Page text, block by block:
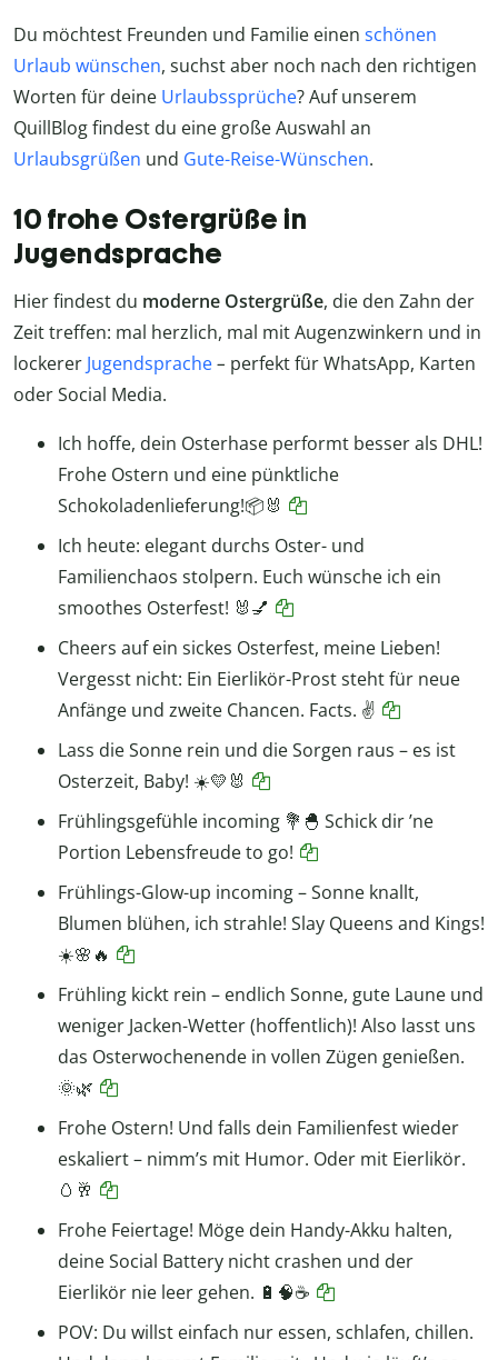
Du möchtest Freunden und Familie einen schönen
Urlaub wünschen, suchst aber noch nach den richtigen
Worten für deine Urlaubssprüche? Auf unserem
QuillBlog findest du eine große Auswahl an
Urlaubsgrüßen und Gute-Reise-Wünschen.
10 frohe Ostergrüße in
Jugendsprache
Hier findest du moderne Ostergrüße, die den Zahn der
Zeit treffen: mal herzlich, mal mit Augenzwinkern und in
lockerer Jugendsprache– perfekt für WhatsApp, Karten
oder Social Media.
Ich hoffe, dein Osterhase performt besser als DHL!
Frohe Ostern und eine pünktliche
Schokoladenlieferung!📦🐰
Ich heute: elegant durchs Oster- und
Familienchaos stolpern. Euch wünsche ich ein
smoothes Osterfest! 🐰💅
Cheers auf ein sickes Osterfest, meine Lieben!
Vergesst nicht: Ein Eierlikör-Prost steht für neue
Anfänge und zweite Chancen. Facts. ✌️
Lass die Sonne rein und die Sorgen raus – es ist
Osterzeit, Baby! ☀️💛🐰
Frühlingsgefühle incoming 💐🐣 Schick dir ’ne
Portion Lebensfreude to go!
Frühlings-Glow-up incoming – Sonne knallt,
Blumen blühen, ich strahle! Slay Queens and Kings!
☀️🌸🔥
Frühling kickt rein – endlich Sonne, gute Laune und
weniger Jacken-Wetter (hoffentlich)! Also lasst uns
das Osterwochenende in vollen Zügen genießen.
🌞🌿
Frohe Ostern! Und falls dein Familienfest wieder
eskaliert – nimm’s mit Humor. Oder mit Eierlikör.
🥚🥂
Frohe Feiertage! Möge dein Handy-Akku halten,
deine Social Battery nicht crashen und der
Eierlikör nie leer gehen. 🔋🧠☕
POV: Du willst einfach nur essen, schlafen, chillen.